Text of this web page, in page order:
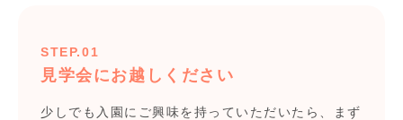
STEP.01
見学会にお越しください
少しでも入園にご興味を持っていただいたら、まず